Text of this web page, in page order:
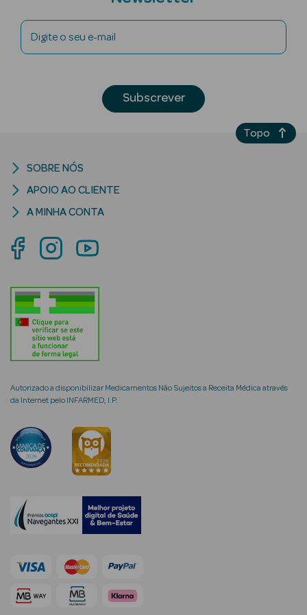
Eau de Parfum
Eau de Toilette
Águas de
Colónia
Ver Tudo
Coffrets de
Mulher
Coffrets de
Homem
Digite o seu e-mail
Subscrever
Autorizado a disponibilizar Medicamentos Não Sujeitos a Receita Médica através
da Internet pelo INFARMED, I.P.
SOBRE NÓS
APOIO AO CLIENTE
A MINHA CONTA
Topo